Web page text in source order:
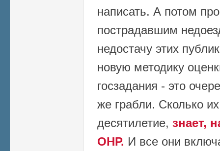
написать. А потом
пострадавшим
недостачу этих
новую методику
госзадания - это
же грабли. Сколько
десятилетие, знает,
ОНР. И все они